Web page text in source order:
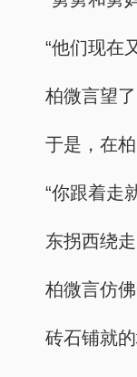
“他们现在
柏微言望
于是，在
“你跟着走
东拐西绕
柏微言仿
砖石铺就